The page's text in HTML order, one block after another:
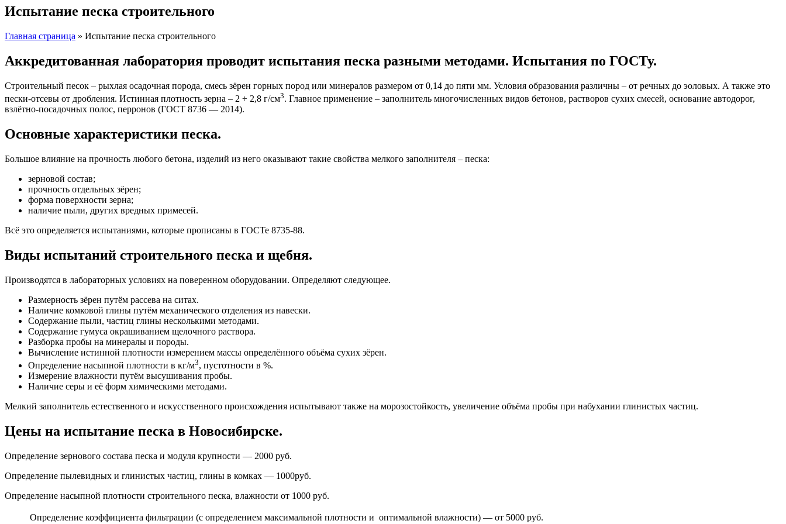
Испытание песка строительного
Главная страница » Испытание песка строительного
Аккредитованная лаборатория проводит испытания песка разными методами. Испытания по ГОСТу.
Строительный песок – рыхлая осадочная порода, смесь зёрен горных пород или минералов размером от 0,14 до пяти мм. Условия образования различны – от речных до эоловых. А также это
пески-отсевы от дробления. Истинная плотность зерна – 2 ÷ 2,8 г/см3. Главное применение – заполнитель многочисленных видов бетонов, растворов сухих смесей, основание автодорог,
взлётно-посадочных полос, перронов (ГОСТ 8736 — 2014).
Основные характеристики песка.
Большое влияние на прочность любого бетона, изделий из него оказывают такие свойства мелкого заполнителя – песка:
зерновой состав;
прочность отдельных зёрен;
форма поверхности зерна;
наличие пыли, других вредных примесей.
Всё это определяется испытаниями, которые прописаны в ГОСТе 8735-88.
Виды испытаний строительного песка и щебня.
Производятся в лабораторных условиях на поверенном оборудовании. Определяют следующее.
Размерность зёрен путём рассева на ситах.
Наличие комковой глины путём механического отделения из навески.
Содержание пыли, частиц глины несколькими методами.
Содержание гумуса окрашиванием щелочного раствора.
Разборка пробы на минералы и породы.
Вычисление истинной плотности измерением массы определённого объёма сухих зёрен.
Определение насыпной плотности в кг/м3, пустотности в %.
Измерение влажности путём высушивания пробы.
Наличие серы и её форм химическими методами.
Мелкий заполнитель естественного и искусственного происхождения испытывают также на морозостойкость, увеличение объёма пробы при набухании глинистых частиц.
Цены на испытание песка в Новосибирске.
Определение зернового состава песка и модуля крупности — 2000 руб.
Определение пылевидных и глинистых частиц, глины в комках — 1000руб.
Определение насыпной плотности строительного песка, влажности от 1000 руб.
Определение коэффициента фильтрации (с определением максимальной плотности и оптимальной влажности) — от 5000 руб.